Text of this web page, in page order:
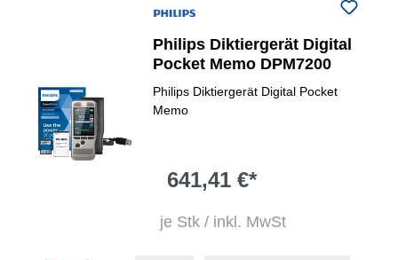
Philips Diktiergerät Digital
Pocket Memo DPM7200
Philips Diktiergerät Digital Pocket
Memo
641,41 €*
je Stk / inkl. MwSt